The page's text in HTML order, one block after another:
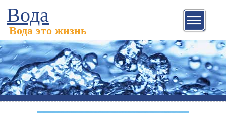
Вода
Вода это жизнь